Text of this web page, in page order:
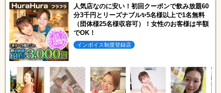
人気店なのに安い！初回クーポンで飲み放題60
分3千円とリーズナブル✨5名様以上で1名無料
（団体様25名様収容可）！女性のお客様は半額
でOK！
インボイス制度登録店